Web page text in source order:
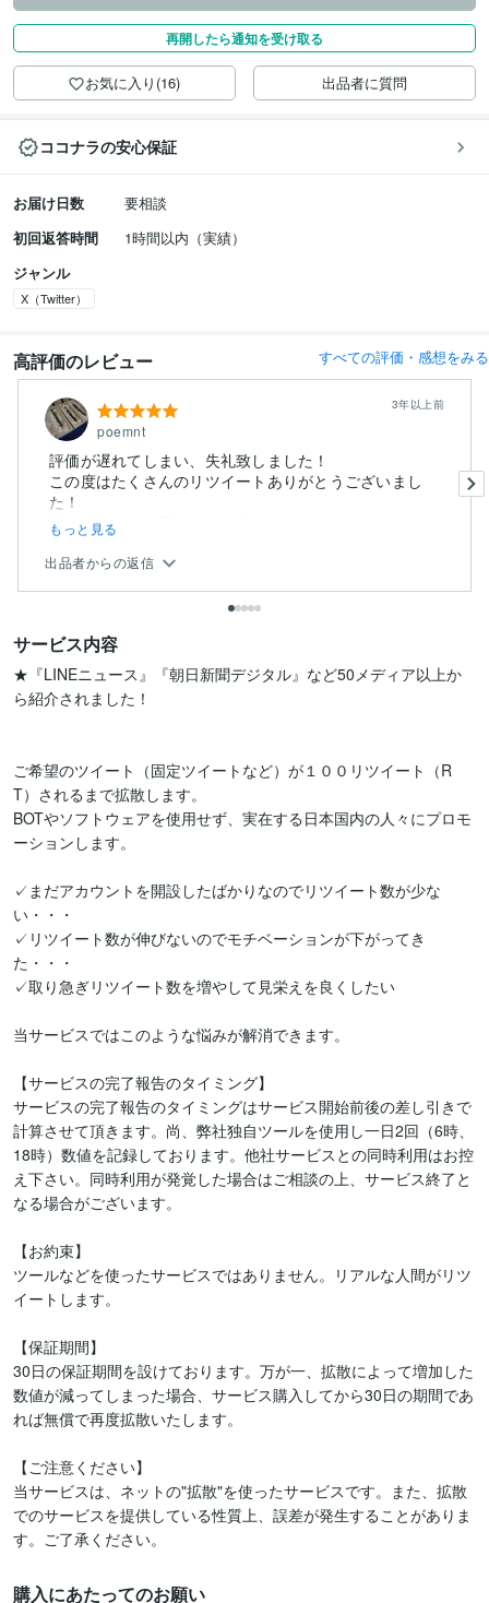
再開したら通知を受け取る
お気に入り(16) 出品者に質問
ココナラの安心保証
お届け日数
要相談
初回返答時間
1時間以内（実績）
ジャンル
X（Twitter）
高評価のレビュー すべての評価・感想をみる
poemnt
3年以上前
評価が遅れてしまい、失礼致しました！
この度はたくさんのリツイートありがとうございまし
た！
またよろしくお願いします♪
もっと見る
出品者からの返信
サービス内容
★『LINEニュース』『朝日新聞デジタル』など50メディア以上か
ら紹介されました！
ご希望のツイート（固定ツイートなど）が１００リツイート（R
T）されるまで拡散します。
BOTやソフトウェアを使用せず、実在する日本国内の人々にプロモ
ーションします。
✓まだアカウントを開設したばかりなのでリツイート数が少な
い・・・
✓リツイート数が伸びないのでモチベーションが下がってき
た・・・
✓取り急ぎリツイート数を増やして見栄えを良くしたい
当サービスではこのような悩みが解消できます。
【サービスの完了報告のタイミング】
サービスの完了報告のタイミングはサービス開始前後の差し引きで
計算させて頂きます。尚、弊社独自ツールを使用し一日2回（6時、
18時）数値を記録しております。他社サービスとの同時利用はお控
え下さい。同時利用が発覚した場合はご相談の上、サービス終了と
なる場合がございます。
【お約束】
ツールなどを使ったサービスではありません。リアルな人間がリツ
イートします。
【保証期間】
30日の保証期間を設けております。万が一、拡散によって増加した
数値が減ってしまった場合、サービス購入してから30日の期間であ
れば無償で再度拡散いたします。
【ご注意ください】
当サービスは、ネットの"拡散"を使ったサービスです。また、拡散
でのサービスを提供している性質上、誤差が発生することがありま
す。ご了承ください。
購入にあたってのお願い